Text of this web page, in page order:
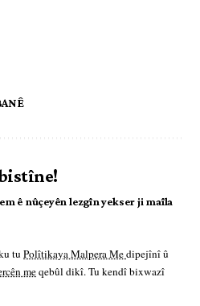
ê nûçeyên lezgîn yekser ji maîla
tu Polîtikaya Malpera Medipejînî û
meqebûl dikî. Tu kendî bixwazî